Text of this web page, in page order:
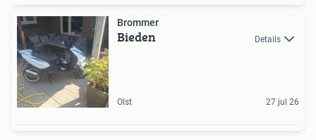
Brommer
Bieden Details
Olst 27 jul 26